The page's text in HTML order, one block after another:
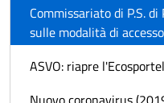
Commissariato di P.S.
sulle modalità di
ASVO: riapre